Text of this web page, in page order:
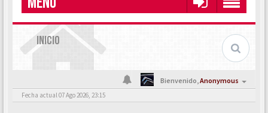
INICIO
Bienvenido,Anonymous
Fecha actual 07 Ago 2026, 23:15